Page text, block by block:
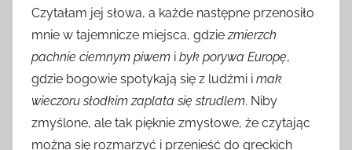
Czytałam jej słowa, a każde następne przenosiło
mnie w tajemnicze miejsca, gdzie zmierzch
pachnie ciemnym piwem i byk porywa Europę,
gdzie bogowie spotykają się z ludźmi i mak
wieczoru słodkim zaplata się strudlem. Niby
zmyślone, ale tak pięknie zmysłowe, że czytając
można się rozmarzyć i przenieść do greckich